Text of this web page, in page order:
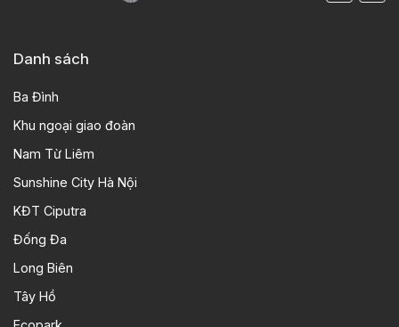
Danh sách
Ba Đình
Khu ngoại giao đoàn
Nam Từ Liêm
Sunshine City Hà Nội
KĐT Ciputra
Đống Đa
Long Biên
Tây Hồ